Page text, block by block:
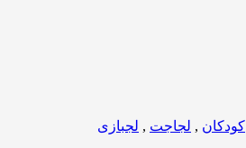
کودکان , لجاجت , لجبازی